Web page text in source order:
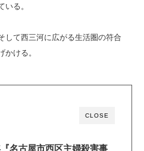
る。
して西三河に広がる生活圏の符合
ける。
CLOSE
名古屋市西区主婦殺害事